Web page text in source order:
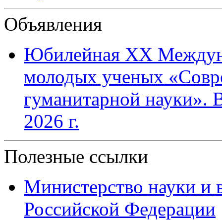
Объявления
Юбилейная XХ
молодых ученых
гуманитарной науки».
2026 г.
Полезные ссылки
Министерство науки и
Российской Федерации